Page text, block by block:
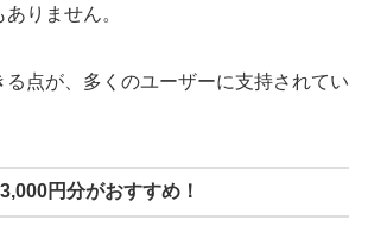
りません。
る点が、多くのユーザーに支持されてい
円分がおすすめ！